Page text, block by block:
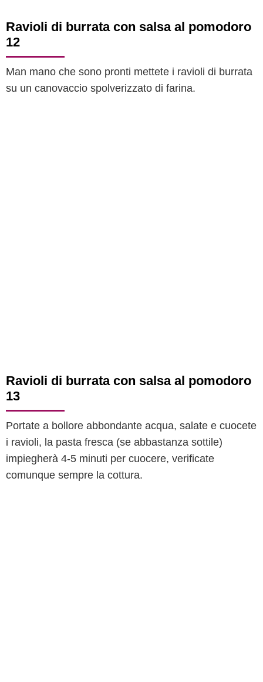
Ravioli di burrata con salsa al pomodoro
12
Man mano che sono pronti mettete i ravioli di burrata
su un canovaccio spolverizzato di farina.
Ravioli di burrata con salsa al pomodoro
13
Portate a bollore abbondante acqua, salate e cuocete
i ravioli, la pasta fresca (se abbastanza sottile)
impiegherà 4-5 minuti per cuocere, verificate
comunque sempre la cottura.